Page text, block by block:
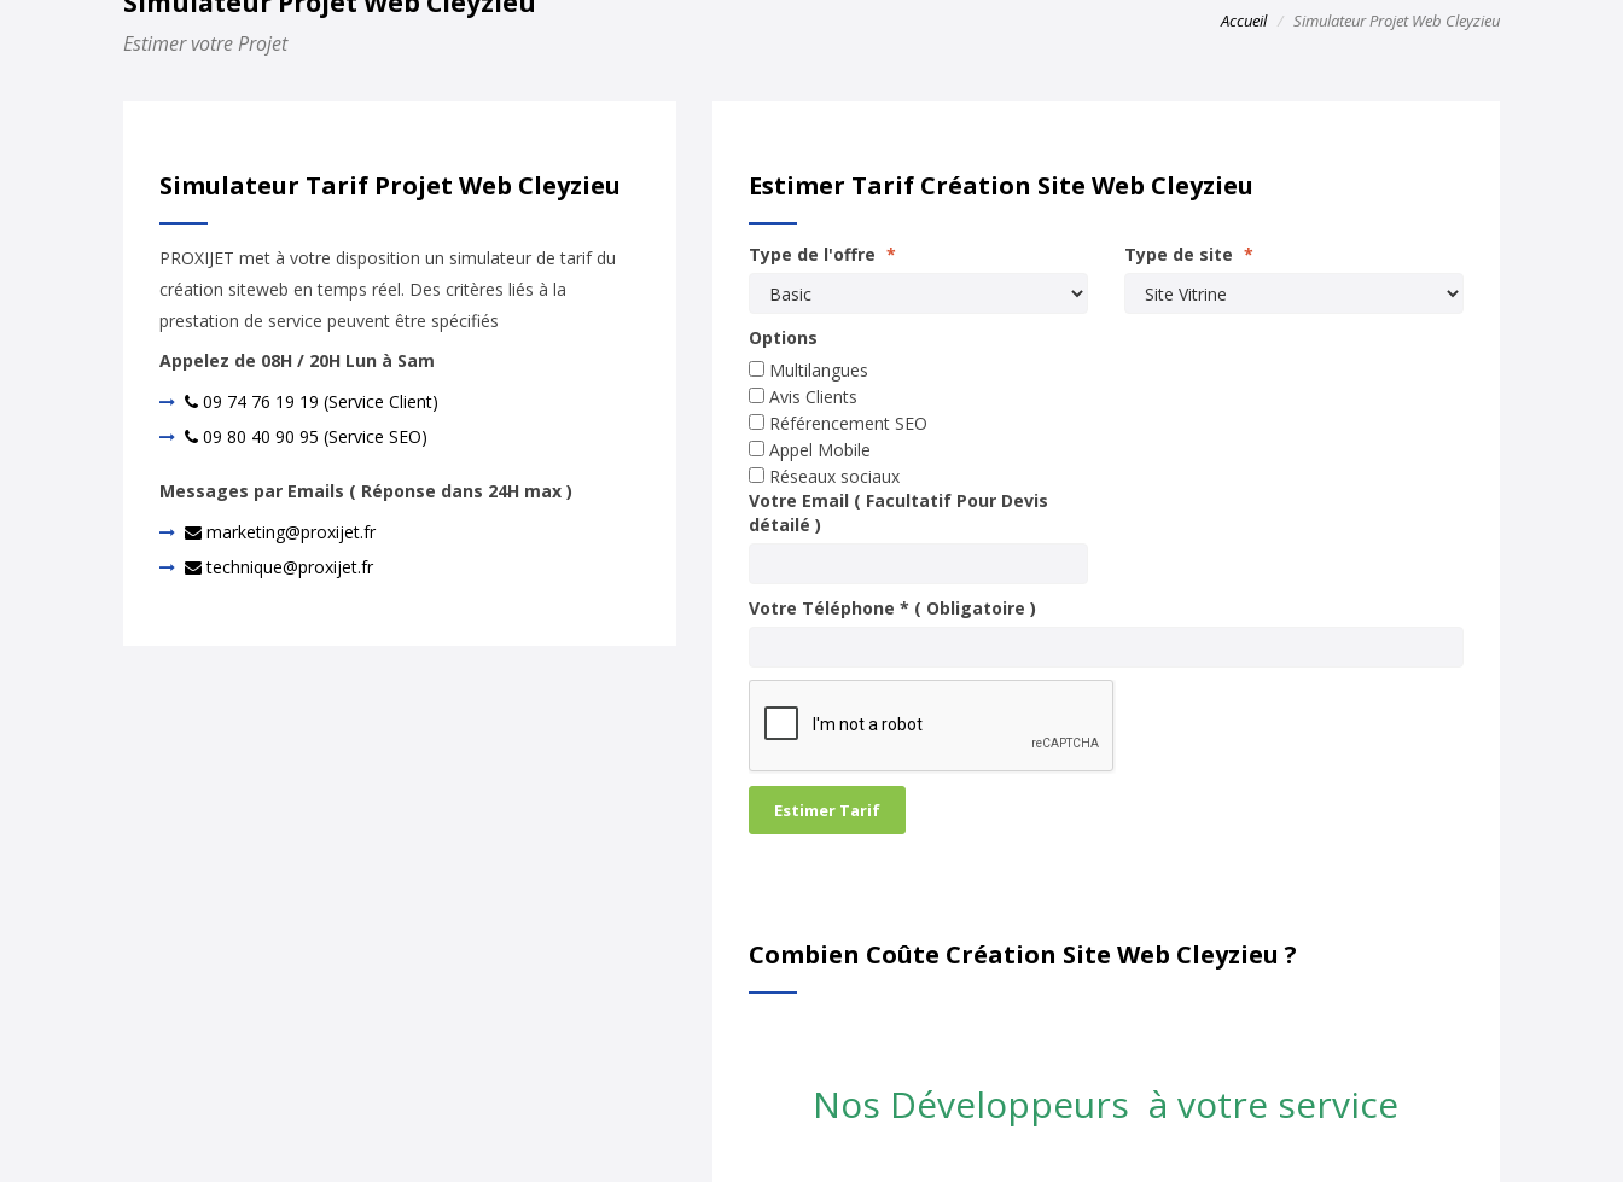
Estimer votre Projet
Accueil Simulateur Projet Web Cleyzieu
Simulateur Tarif Projet Web Cleyzieu
PROXIJET met à votre disposition un simulateur de tarif du
création siteweb en temps réel. Des critères liés à la
prestation de service peuvent être spécifiés
Appelez de 08H / 20H Lun à Sam
09 74 76 19 19 (Service Client)
09 80 40 90 95 (Service SEO)
Messages par Emails ( Réponse dans 24H max )
marketing@proxijet.fr
technique@proxijet.fr
Estimer Tarif Création Site Web Cleyzieu
Type de l'offre * Type de site *
Options
Multilangues
Avis Clients
Référencement SEO
Appel Mobile
Réseaux sociaux
Votre Email ( Facultatif Pour Devis
détailé )
Votre Téléphone * ( Obligatoire )
Estimer Tarif
Combien Coûte Création Site Web Cleyzieu ?
Nos Développeurs à votre service